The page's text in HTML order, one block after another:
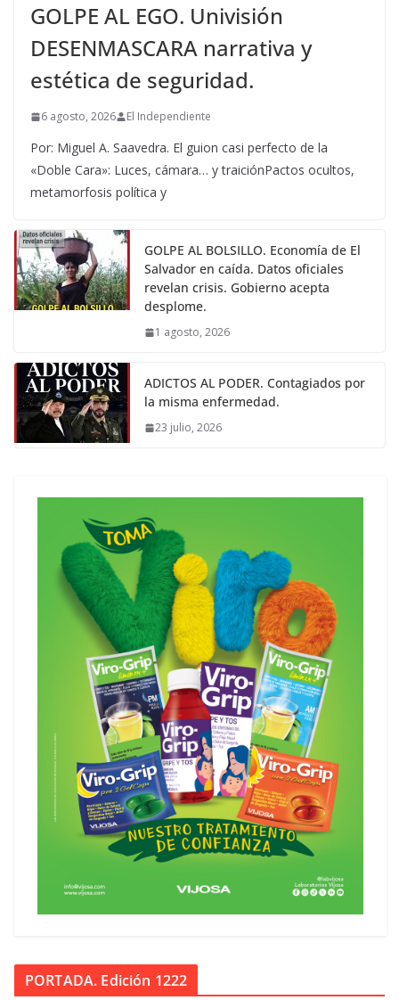
GOLPE AL EGO. Univisión
DESENMASCARA narrativa y
estética de seguridad.
6 agosto, 2026 El Independiente
Por: Miguel A. Saavedra. El guion casi perfecto de la
«Doble Cara»: Luces, cámara… y traiciónPactos ocultos,
metamorfosis política y
GOLPE AL BOLSILLO. Economía de El
Salvador en caída. Datos oficiales
revelan crisis. Gobierno acepta
desplome.
1 agosto, 2026
ADICTOS AL PODER. Contagiados por
la misma enfermedad.
23 julio, 2026
PORTADA. Edición 1222